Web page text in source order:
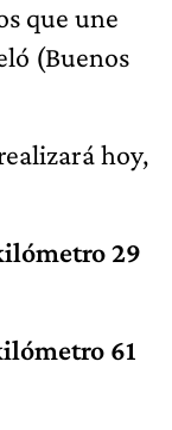
que une
(Buenos
hoy,
29
61